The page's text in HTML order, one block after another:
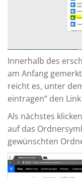
Innerhalb des
am Anfang
reicht es, unter
eintragen“ den
Als nächstes
auf das
gewünschten